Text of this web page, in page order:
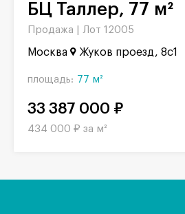
БЦ Таллер, 77 м²
Продажа | Лот 12005
Москва Жуков проезд, 8с1
площадь: 77 м²
33 387 000 ₽
434 000 ₽ за м²